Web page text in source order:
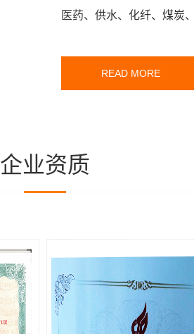
医药、供水、化纤、煤炭
READ MORE
企业资质